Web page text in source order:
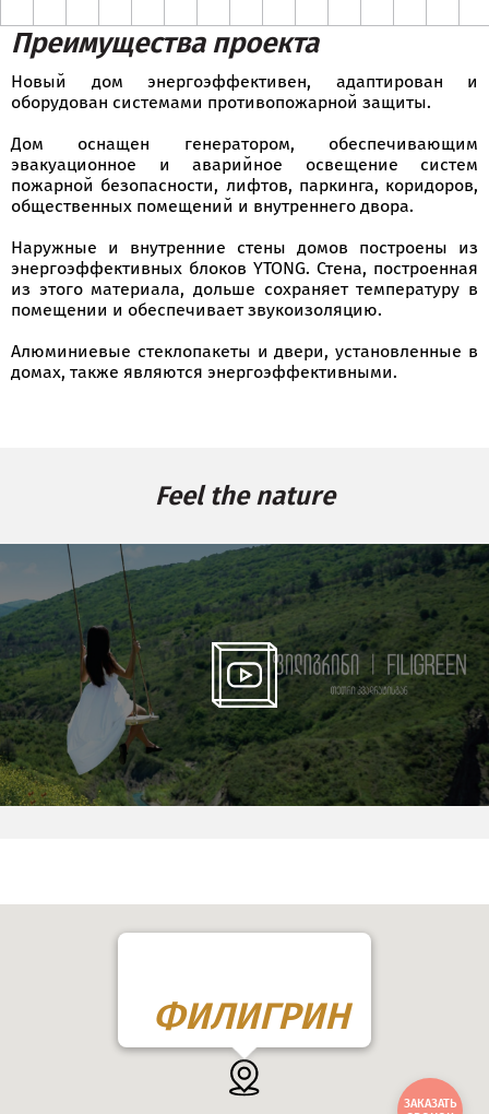
Преимущества проекта
Новый дом энергоэффективен, адаптирован и
оборудован системами противопожарной защиты.
Дом оснащен генератором, обеспечивающим
эвакуационное и аварийное освещение систем
пожарной безопасности, лифтов, паркинга, коридоров,
общественных помещений и внутреннего двора.
Наружные и внутренние стены домов построены из
энергоэффективных блоков YTONG. Стена, построенная
из этого материала, дольше сохраняет температуру в
помещении и обеспечивает звукоизоляцию.
Алюминиевые стеклопакеты и двери, установленные в
домах, также являются энергоэффективными.
Feel the nature
ФИЛИГРИН
ЗАКАЗАТЬ